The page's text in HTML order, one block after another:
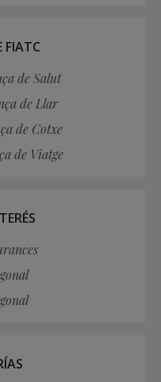
FIATC
de Salut
de Llar
de Cotxe
de Viatge